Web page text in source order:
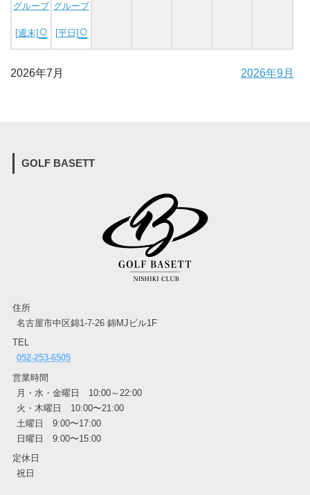
グループ
[週末] ○
グループ
[平日] ○
2026年7月 2026年9月
GOLF BASETT
住所
名古屋市中区錦1-7-26 錦MJビル1F
TEL
052-253-6505
営業時間
月・水・金曜日 10:00～22:00
火・木曜日 10:00〜21:00
土曜日 9:00〜17:00
日曜日 9:00〜15:00
定休日
祝日